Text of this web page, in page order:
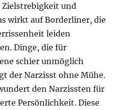
Zielstrebigkeit und
wirkt auf Borderliner, die
leiden
Dinge, die für
schier unmöglich
der Narzisst ohne Mühe.
den Narzissten für
Persönlichkeit. Diese